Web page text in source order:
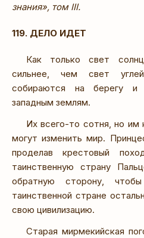
знания», том III.
119. ДЕЛО ИДЕТ
Как только свет
сильнее, чем свет
собираются на берегу и
западным землям.
Их всего-то сотня, но им
могут изменить мир.
проделав крестовый
таинственную страну
обратную сторону,
таинственной стране
свою цивилизацию.
Старая мирмекийская